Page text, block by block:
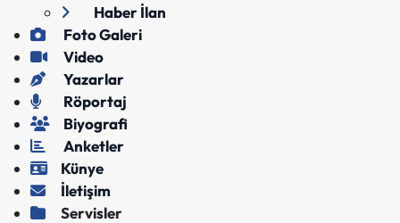
Haber İlan
Foto Galeri
Video
Yazarlar
Röportaj
Biyografi
Anketler
Künye
İletişim
Servisler